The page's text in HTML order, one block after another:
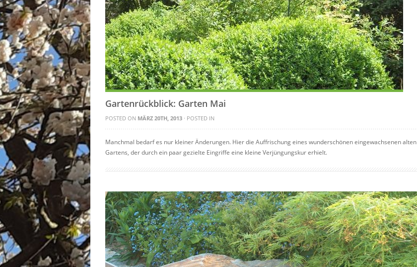
Gartenrückblick: Garten Mai
POSTED ON MÄRZ 20TH, 2013 · POSTED IN
Manchmal bedarf es nur kleiner Änderungen. Hier die Auffrischung eines wunderschönen eingewachsenen alten
Gartens, der durch ein paar gezielte Eingriffe eine kleine Verjüngungskur erhielt.